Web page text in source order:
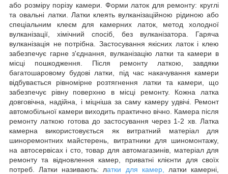
або розміру порізу камери. Форми латок для ремонту: круглі
та овальні латки. Латки клеять вулканізаційною рідиною або
спеціальним клеєм для камерних латок, метод холодної
вулканізації, хімічний спосіб, без вулканізатора. Гаряча
вулканізація не потрібна. Застосування якісних латок і клею
забезпечує гарне з'єднання, вулканізацію латки та камери в
місці пошкодження. Після ремонту латкою, завдяки
багатошаровому будові латки, під час накачування камери
відбувається рівномірне розтягнення латки та камери, що
забезпечує рівну поверхню в місці ремонту. Кожна латка
довговічна, надійна, і міцніша за саму камеру удвічі. Ремонт
автомобільної камери виходить практично вічно. Камера після
ремонту латкою готова до застосування через 1-2 хв. Латка
камерна використовується як витратний матеріал для
шиноремонтних майстерень, витратники для шиномонтажу,
на автосервісах і сто, товар для автомагазинів, матеріал для
ремонту та відновлення камер, приватні клієнти для своїх
потреб. Латки називають: латки для камер,
латки камерні,